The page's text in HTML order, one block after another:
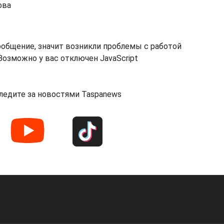
значит возникли проблемы с работой
у вас отключен JavaScript
за новостями Taspanews